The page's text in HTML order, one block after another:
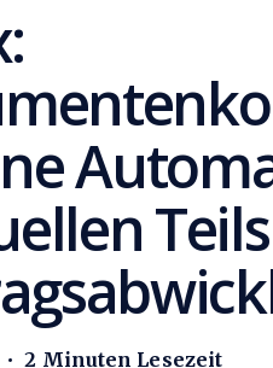
• 2 Minuten Lesezeit